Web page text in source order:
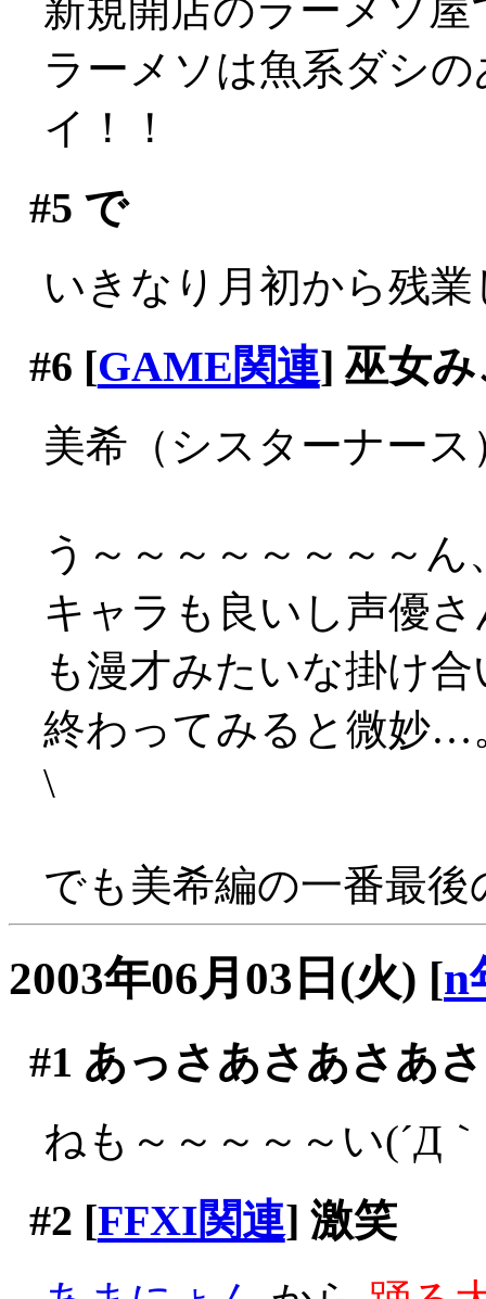
新規開店のラーメソ
ラーメソは魚系ダシ
イ！！
#5 で
いきなり月初から残
#6 [GAME関連] 巫女
美希（シスターナース
う～～～～～～～～
キャラも良いし声優
も漫才みたいな掛け
終わってみると微妙…
\
でも美希編の一番最
2003年06月03日(火) [n
#1 あっさあさあさあ
ねも～～～～～い(´Д
#2 [FFXI関連] 激笑